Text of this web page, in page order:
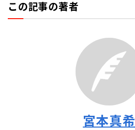
この記事の著者
宮本真希